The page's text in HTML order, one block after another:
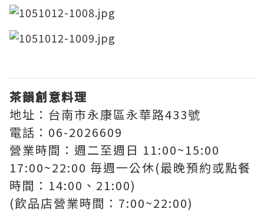
茶韻創意料理
地址：台南市永康區永華路433號
電話：06-2026609
營業時間：週二至週日 11:00~15:00
17:00~22:00 毎週一公休(最晚預約或點餐
時間：14:00、21:00)
(飲品店營業時間：7:00~22:00)